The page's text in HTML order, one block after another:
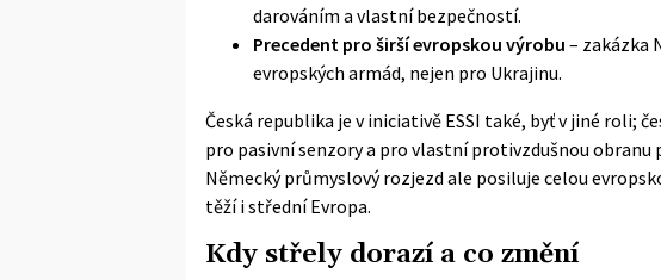
darováním a vlastní bezpečností.
Precedent pro širší evropskou výrobu – zakázka
evropských armád, nejen pro Ukrajinu.
Česká republika je v iniciativě ESSI také, byť v jiné roli;
pro pasivní senzory a pro vlastní protivzdušnou obranu
Německý průmyslový rozjezd ale posiluje celou
těží i střední Evropa.
Kdy střely dorazí a co změní